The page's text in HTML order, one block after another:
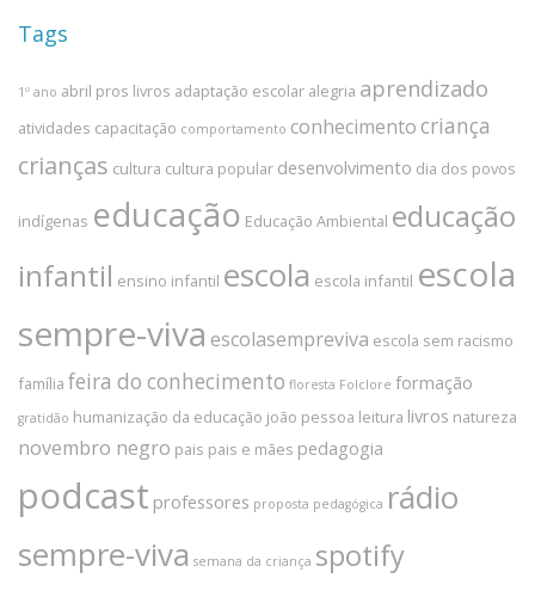
Tags
1º ano abril pros livros adaptação escolar alegria aprendizado
atividades capacitação comportamento conhecimentocriança
crianças cultura cultura popular desenvolvimento dia dos povos
indígenas educação Educação Ambiental educação
infantil ensino infantil escola escola infantil escola
sempre-viva escolasempreviva escola sem racismo
família feira do conhecimento floresta Folclore formação
gratidão humanização da educação joão pessoa leitura livros natureza
novembro negro pais pais e mães pedagogia
podcast professores proposta pedagógica rádio
sempre-viva semana da criança spotify